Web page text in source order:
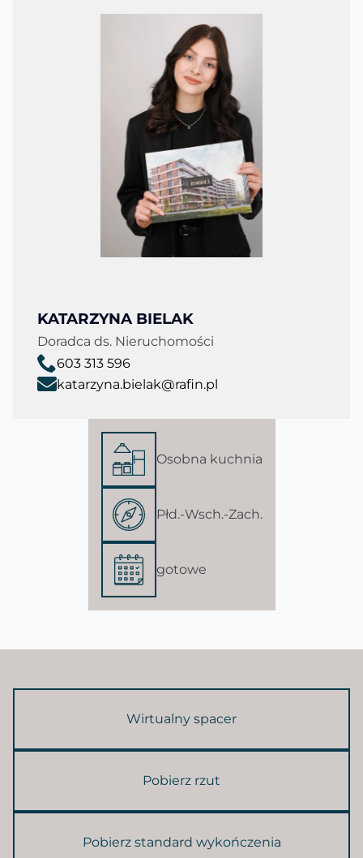
KATARZYNA BIELAK
Doradca ds. Nieruchomości
603 313 596
katarzyna.bielak@rafin.pl
Osobna kuchnia
Płd.-Wsch.-Zach.
gotowe
Wirtualny spacer
Pobierz rzut
Pobierz standard wykończenia